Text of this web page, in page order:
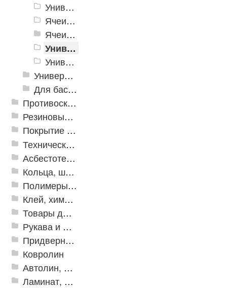
Универсальное пластиковое покрытие ERFOLG
Ячеистое модульное покрытие "Барьер"
Ячеистое модульное покрытие "Пласт-Анти"
Универсальное модульное покрытие "City"
Универсальное пластиковое покрытие Vortex
Универсальное напольное покрытие
Для бассейнов и аквапарков
Противоскользящая защита для лестниц, профили, ленты
Резиновые и ПВХ дорожки
Покрытие из резиновой крошки
Техническая резина
Асбестотехнические и теплоизоляционные материалы
Кольца, шайбы, манжеты
Полимеры и пластики
Клей, химия, сопутствующие товары
Товары для дома
Рукава и шланги промышленные
Придверные решетки
Ковролин
Автолин, Транслин, Линолеум
Ламинат, Кварцвиниловая плитка SPC